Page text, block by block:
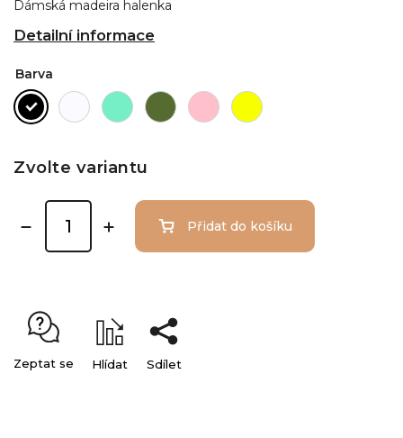
Dámská madeira halenka
Detailní informace
Barva
Zvolte variantu
Přidat do košíku
Zeptat se Hlídat Sdílet